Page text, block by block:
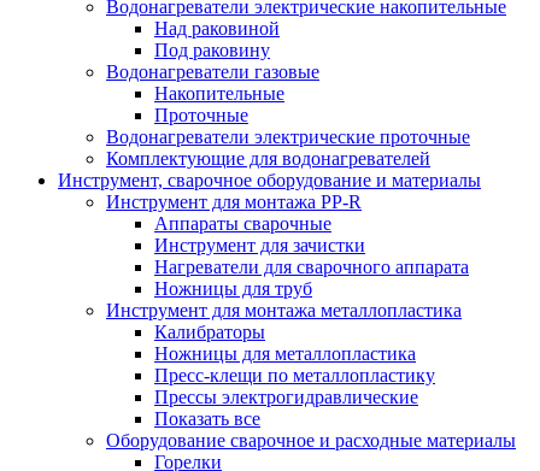
Водонагреватели электрические накопительные
Над раковиной
Под раковину
Водонагреватели газовые
Накопительные
Проточные
Водонагреватели электрические проточные
Комплектующие для водонагревателей
Инструмент, сварочное оборудование и материалы
Инструмент для монтажа PP-R
Аппараты сварочные
Инструмент для зачистки
Нагреватели для сварочного аппарата
Ножницы для труб
Инструмент для монтажа металлопластика
Калибраторы
Ножницы для металлопластика
Пресс-клещи по металлопластику
Прессы электрогидравлические
Показать все
Оборудование сварочное и расходные материалы
Горелки